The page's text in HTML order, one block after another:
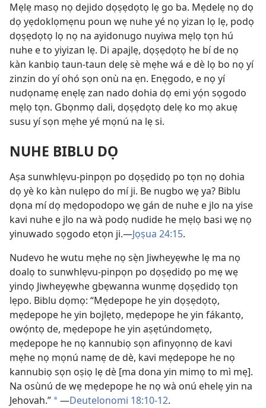
Mẹlẹ masọ nọ dejido dọṣẹdọtọ lẹ go ba. Mẹdelẹ nọ dọ
dọ yẹdoklọmẹnu poun wẹ nuhe yé nọ yizan lọ lẹ, podọ
dọṣẹdọtọ lọ nọ na ayidonugo nuyiwa mẹlọ tọn hú
nuhe e to yiyizan lẹ. Di apajlẹ, dọṣẹdọtọ he bí de nọ
kàn kanbiọ taun-taun delẹ sè mẹhe wá e dè lọ bo nọ yí
zinzin do yí ohó sọn onù na ẹn. Enẹgodo, e nọ yí
nudọnamẹ enẹlẹ zan nado dohia dọ emi yọ́n sọgodo
mẹlọ tọn. Gbọnmọ dali, dọṣẹdọtọ delẹ ko mọ akuẹ
susu yí sọn mẹhe yé mọnú na lẹ si.
NUHE BIBLU DỌ
Aṣa sunwhlẹvu-pinpọn po dọṣẹdidọ po tọn nọ dohia
dọ yè ko kàn nulẹpo do mí ji. Be nugbo wẹ ya? Biblu
dọna mí dọ mẹdopodopo wẹ gán de nuhe e jlo na yise
kavi nuhe e jlo na wà podọ nudide he mẹlọ basi wẹ nọ
yinuwado sọgodo etọn ji.—Jọṣua 24:15.
Nudevo he wutu mẹhe nọ sẹ̀n Jiwheyẹwhe lẹ ma nọ
doalọ to sunwhlẹvu-pinpọn po dọṣẹdidọ po mẹ wẹ
yindọ Jiwheyẹwhe gbẹwanna wunmẹ dọṣẹdidọ tọn
lẹpo. Biblu dọmọ: “Mẹdepope he yin dọṣẹdọtọ,
mẹdepope he yin bojlẹtọ, mẹdepope he yin fákantọ,
owọ́ntọ de, mẹdepope he yin aṣẹtúndomẹtọ,
mẹdepope he nọ kannubiọ sọn afinyọnnọ de kavi
mẹhe nọ mọnú namẹ de dè, kavi mẹdepope he nọ
kannubiọ sọn oṣiọ lẹ dè [ma dona yin mimọ to mì mẹ].
Na osùnú de wẹ mẹdepope he nọ wà onú ehelẹ yin na
Jehovah.” a—Deutelonomi 18:10-12.